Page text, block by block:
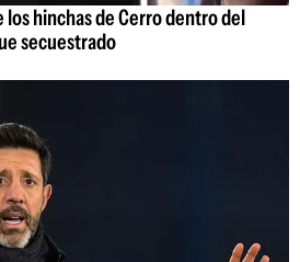
hinchas de Cerro dentro del
secuestrado